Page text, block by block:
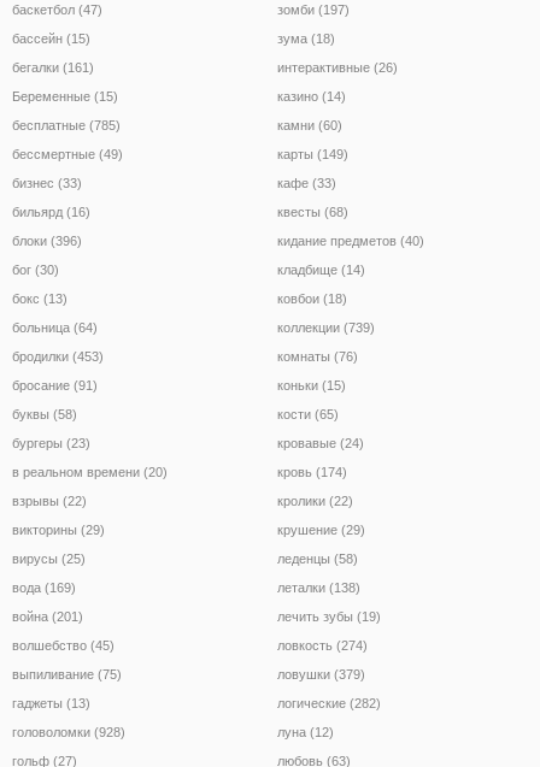
баскетбол (47)
бассейн (15)
бегалки (161)
Беременные (15)
бесплатные (785)
бессмертные (49)
бизнес (33)
бильярд (16)
блоки (396)
бог (30)
бокс (13)
больница (64)
бродилки (453)
бросание (91)
буквы (58)
бургеры (23)
в реальном времени (20)
взрывы (22)
викторины (29)
вирусы (25)
вода (169)
война (201)
волшебство (45)
выпиливание (75)
гаджеты (13)
головоломки (928)
гольф (27)
зомби (197)
зума (18)
интерактивные (26)
казино (14)
камни (60)
карты (149)
кафе (33)
квесты (68)
кидание предметов (40)
кладбище (14)
ковбои (18)
коллекции (739)
комнаты (76)
коньки (15)
кости (65)
кровавые (24)
кровь (174)
кролики (22)
крушение (29)
леденцы (58)
леталки (138)
лечить зубы (19)
ловкость (274)
ловушки (379)
логические (282)
луна (12)
любовь (63)